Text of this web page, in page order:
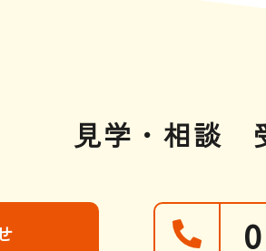
見学・相談